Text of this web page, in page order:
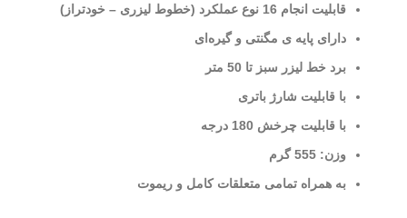
قابلیت انجام 16 نوع عملکرد (خطوط لیزری – خودتراز)
دارای پایه ی مگنتی و گیره‌ای
برد خط لیزر سبز تا 50 متر
با قابلیت شارژ باتری
با قابلیت چرخش 180 درجه
وزن: 555 گرم
به همراه تمامی متعلقات کامل و ریموت